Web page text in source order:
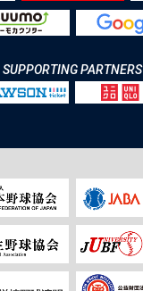
SUPPORTING PARTNERS